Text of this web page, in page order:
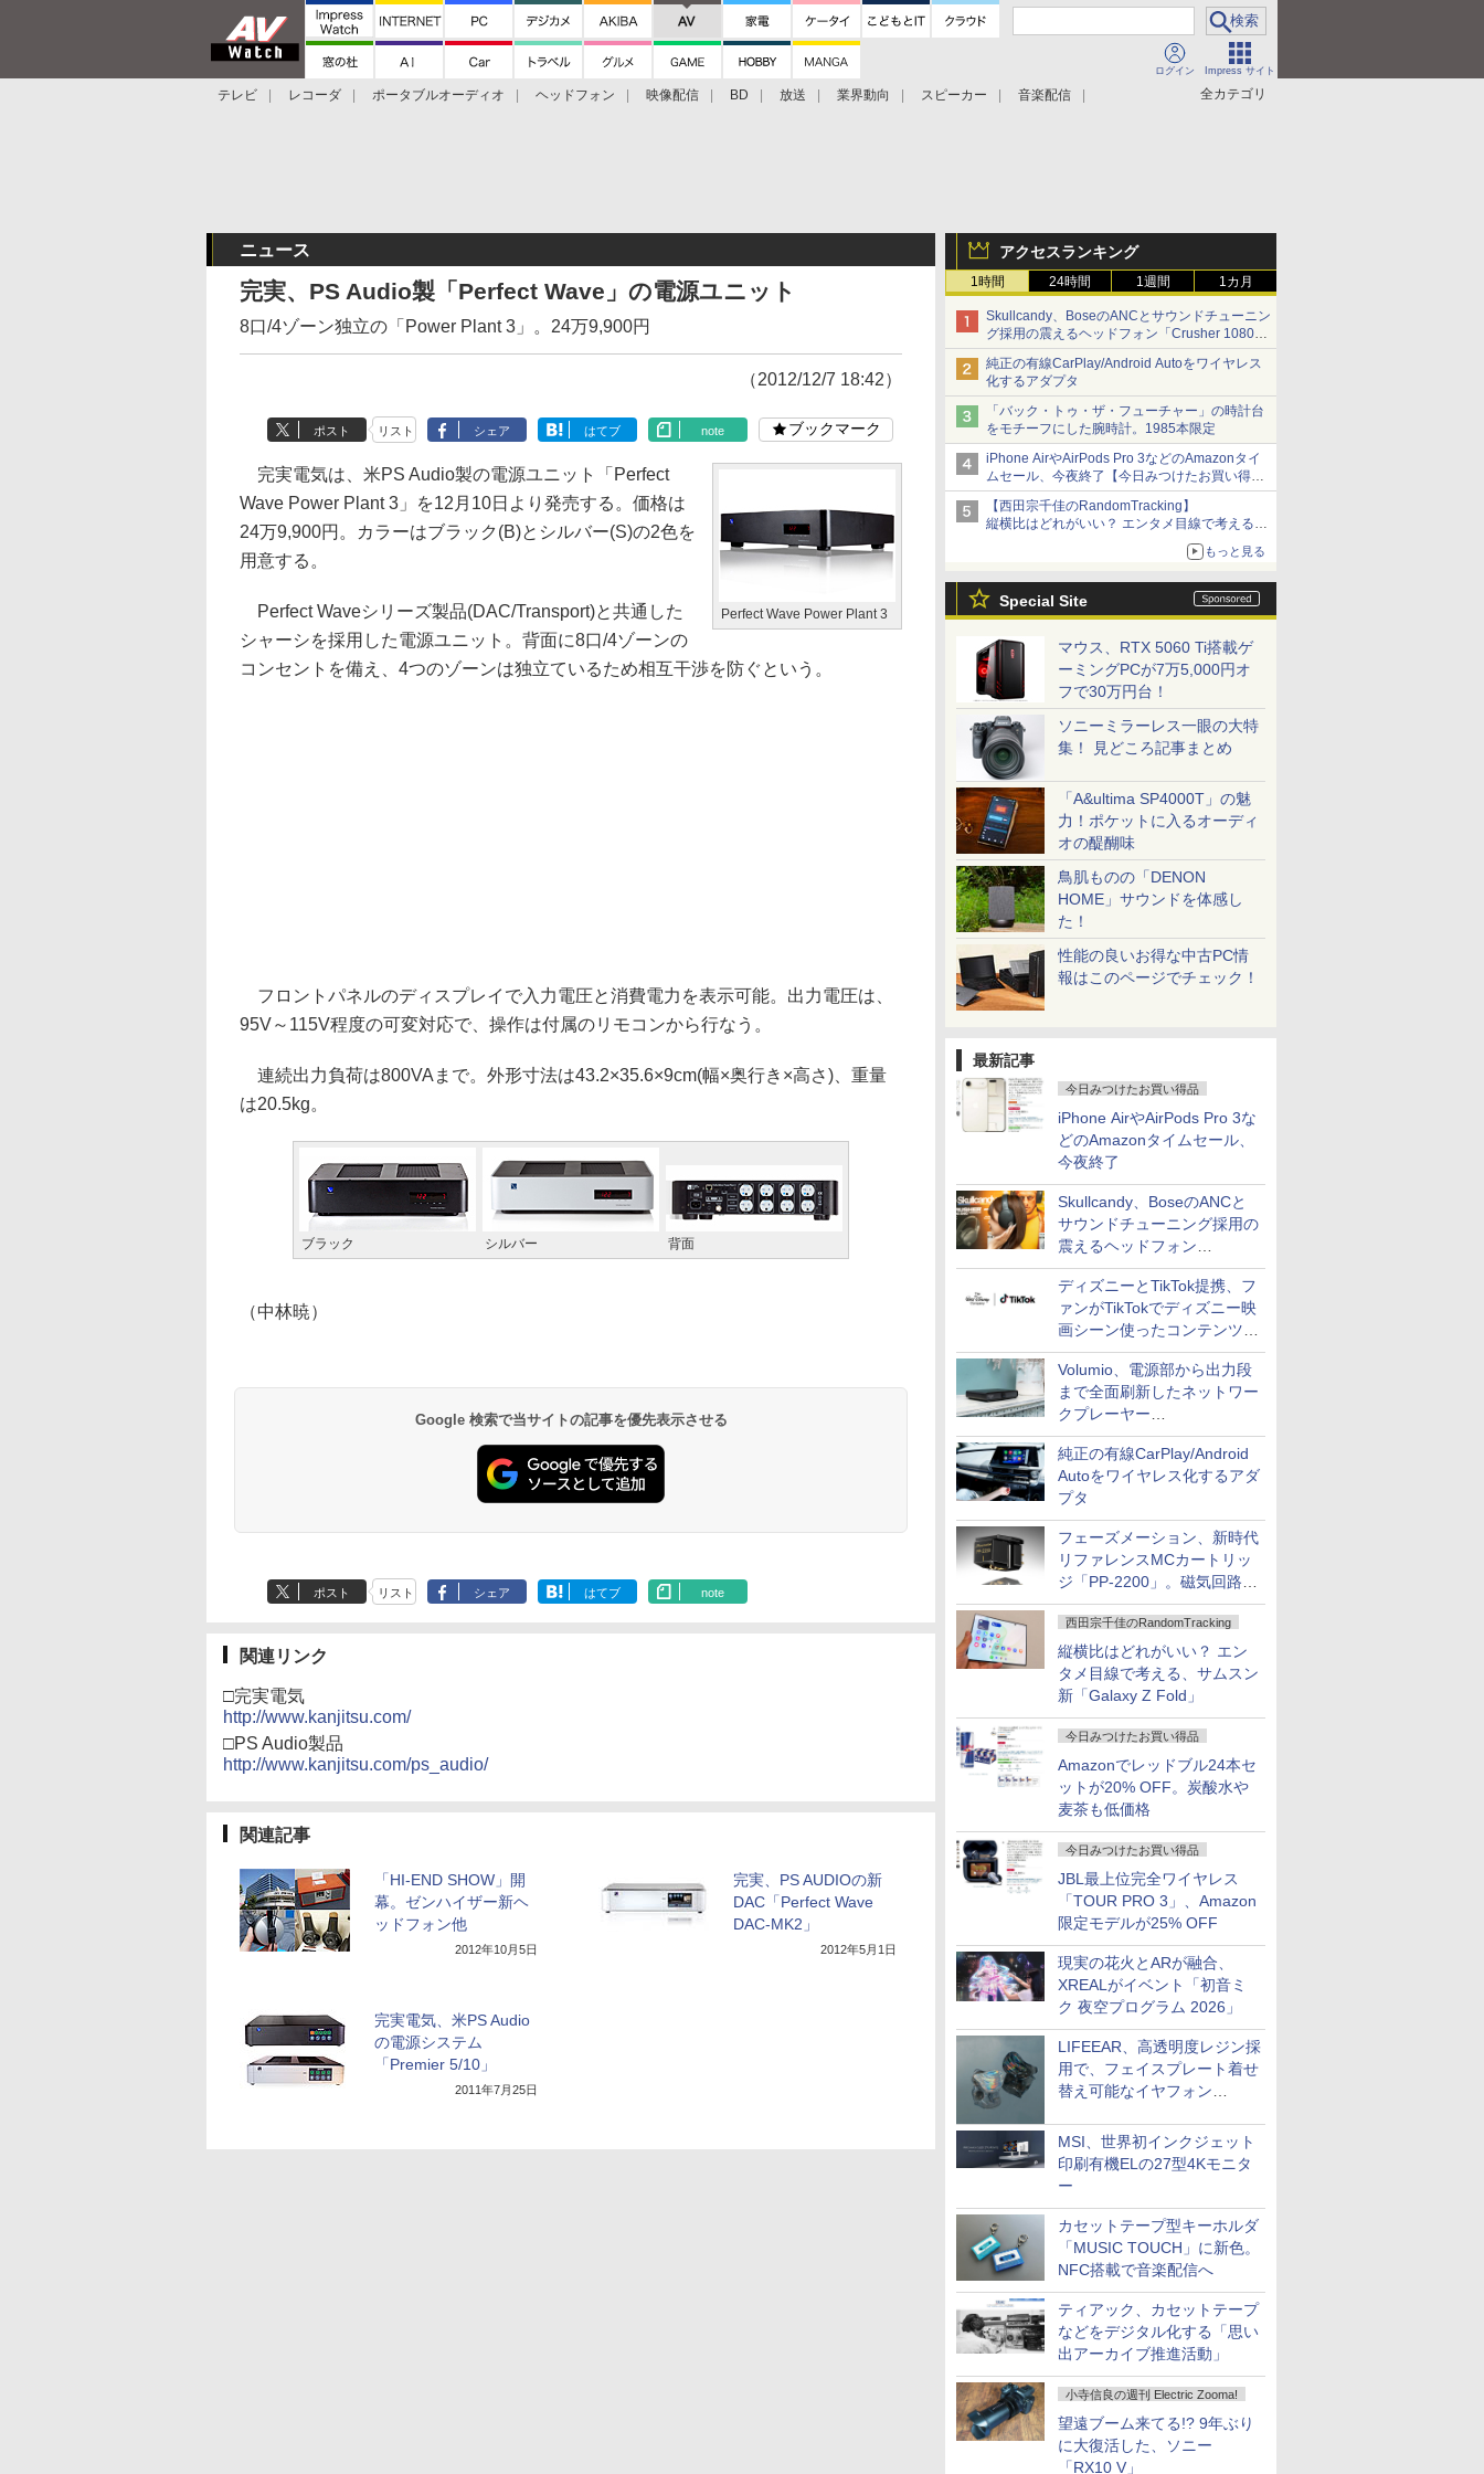
ログイン Impress サイト
全カテゴリ
テレビ レコーダ ポータブルオーディオ ヘッドフォン 映像配信 BD 放送 業界動向 スピーカー
音楽配信
アクセスランキング
1時間 24時間 1週間 1カ月
Skullcandy、BoseのANCとサウンドチューニン
グ採用の震えるヘッドフォン「Crusher 1080
ANC」
純正の有線CarPlay/Android Autoをワイヤレス
化するアダプタ
「バック・トゥ・ザ・フューチャー」の時計台
をモチーフにした腕時計。1985本限定
iPhone AirやAirPods Pro 3などのAmazonタイ
ムセール、今夜終了【今日みつけたお買い得
品】
【西田宗千佳のRandomTracking】
縦横比はどれがいい？ エンタメ目線で考える、
もっと見る
Special Site
マウス、RTX 5060 Ti搭載ゲ
ーミングPCが7万5,000円オ
フで30万円台！
ソニーミラーレス一眼の大特
集！ 見どころ記事まとめ
「A&ultima SP4000T」の魅
力！ポケットに入るオーディ
オの醍醐味
鳥肌ものの「DENON
HOME」サウンドを体感し
た！
性能の良いお得な中古PC情
報はこのページでチェック！
最新記事
今日みつけたお買い得品
iPhone AirやAirPods Pro 3な
どのAmazonタイムセール、
今夜終了
Skullcandy、BoseのANCと
サウンドチューニング採用の
震えるヘッドフォン
「Crusher 1080 ANC」
ディズニーとTikTok提携、フ
ァンがTikTokでディズニー映
画シーン使ったコンテンツ制
作、Disney+にも配信
Volumio、電源部から出力段
まで全面刷新したネットワー
クプレーヤー
「Primo（2026）」
純正の有線CarPlay/Android
Autoをワイヤレス化するアダ
プタ
フェーズメーション、新時代
リファレンスMCカートリッ
ジ「PP-2200」。磁気回路や
ハウジングを根本から見直し
西田宗千佳のRandomTracking
縦横比はどれがいい？ エン
タメ目線で考える、サムスン
新「Galaxy Z Fold」
今日みつけたお買い得品
Amazonでレッドブル24本セ
ットが20% OFF。炭酸水や
麦茶も低価格
今日みつけたお買い得品
JBL最上位完全ワイヤレス
「TOUR PRO 3」、Amazon
限定モデルが25% OFF
現実の花火とARが融合、
XREALがイベント「初音ミ
ク 夜空プログラム 2026」
LIFEEAR、高透明度レジン採
用で、フェイスプレート着せ
替え可能なイヤフォン
MSI、世界初インクジェット
印刷有機ELの27型4Kモニタ
ー
カセットテープ型キーホルダ
「MUSIC TOUCH」に新色。
NFC搭載で音楽配信へ
ティアック、カセットテープ
などをデジタル化する「思い
出アーカイブ推進活動」
小寺信良の週刊 Electric Zooma!
望遠ブーム来てる!? 9年ぶり
に大復活した、ソニー
「RX10 V」
ニュース
完実、PS Audio製「Perfect Wave」の電源ユニット
8口/4ゾーン独立の「Power Plant 3」。24万9,900円
（2012/12/7 18:42）
ポスト リスト シェア はてブ note ブックマーク
Perfect Wave Power Plant 3
完実電気は、米PS Audio製の電源ユニット「Perfect
Wave Power Plant 3」を12月10日より発売する。価格は
24万9,900円。カラーはブラック(B)とシルバー(S)の2色を
用意する。
Perfect Waveシリーズ製品(DAC/Transport)と共通した
シャーシを採用した電源ユニット。背面に8口/4ゾーンの
コンセントを備え、4つのゾーンは独立ているため相互干渉を防ぐという。
フロントパネルのディスプレイで入力電圧と消費電力を表示可能。出力電圧は、
95V～115V程度の可変対応で、操作は付属のリモコンから行なう。
連続出力負荷は800VAまで。外形寸法は43.2×35.6×9cm(幅×奥行き×高さ)、重量
は20.5kg。
ブラック シルバー 背面
（中林暁）
Google 検索で当サイトの記事を優先表示させる
ポスト リスト シェア はてブ note
関連リンク
□完実電気
http://www.kanjitsu.com/
□PS Audio製品
http://www.kanjitsu.com/ps_audio/
関連記事
「HI-END SHOW」開
幕。ゼンハイザー新ヘ
ッドフォン他
2012年10月5日
完実、PS AUDIOの新
DAC「Perfect Wave
DAC-MK2」
2012年5月1日
完実電気、米PS Audio
の電源システム
「Premier 5/10」
2011年7月25日